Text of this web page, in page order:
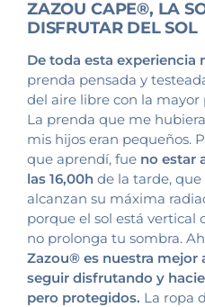
ZAZOU CAPE®, LA
DISFRUTAR DEL SOL
De toda esta experiencia
prenda pensada y
del aire libre con la
La prenda que me
mis hijos eran pequeños.
que aprendí, fue no estar
las 16,00h de la tarde, que
alcanzan su máxima
porque el sol está vertical
no prolonga tu sombra.
Zazou® es nuestra mejor
seguir disfrutando y
pero protegidos. La ropa